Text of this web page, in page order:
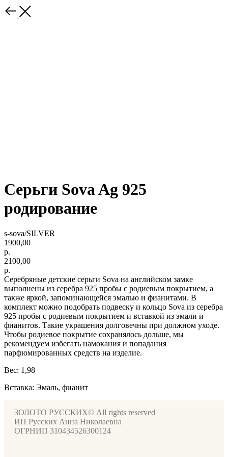
Серьги Sova Ag 925
родирование
s-sova/SILVER
1900,00
р.
2100,00
р.
Серебряные детские серьги Sova на английском замке
выполнены из серебра 925 пробы с родиевым покрытием, а
также яркой, запоминающейся эмалью и фианитами. В
комплект можно подобрать подвеску и кольцо Sova из серебра
925 пробы с родиевым покрытием и вставкой из эмали и
фианитов. Такие украшения долговечны при должном уходе.
Чтобы родиевое покрытие сохранялось дольше, мы
рекомендуем избегать намокания и попадания
парфюмированных средств на изделие.
Вес: 1,98
Вставка: Эмаль, фианит
ЗОЛОТО РУССКИХ© All rights reserved
ИП Русских Анна Николаевна
ОГРНИП 310434526300124